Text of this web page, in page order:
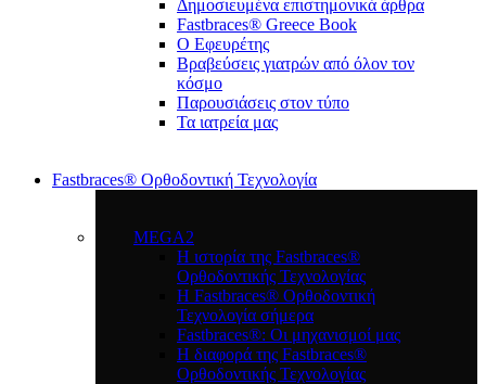
Δημοσιευμένα επιστημονικά άρθρα
Fastbraces® Greece Book
Ο Εφευρέτης
Bραβεύσεις γιατρών από όλον τον
κόσμο
Παρουσιάσεις στον τύπο
Τα ιατρεία μας
Fastbraces® Ορθοδοντική Τεχνολογία
MEGA2
Η ιστορία της Fastbraces®
Ορθοδοντικής Τεχνολογίας
H Fastbraces® Ορθοδοντική
Τεχνολογία σήμερα
Fastbraces®: Οι μηχανισμοί μας
Η διαφορά της Fastbraces®
Ορθοδοντικής Τεχνολογίας